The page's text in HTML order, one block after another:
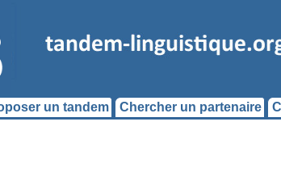
un tandem Chercher un partenaire